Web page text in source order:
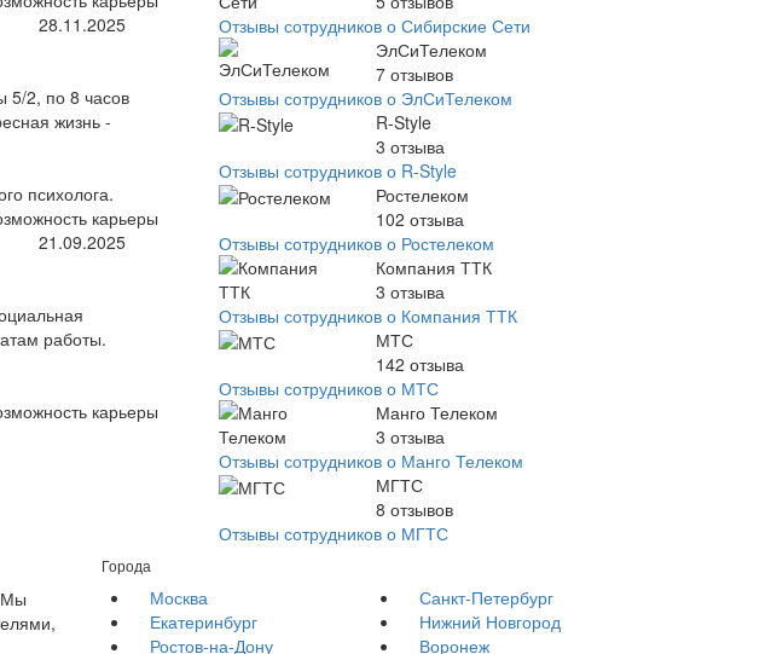
28.11.2025
5/2, по 8 часов
жизнь -
психолога.
карьеры
21.09.2025
работы.
карьеры
Отзывы сотрудников о Сибирские Сети
ЭлСиТелеком
7 отзывов
Отзывы сотрудников о ЭлСиТелеком
R-Style
3 отзыва
Отзывы сотрудников о R-Style
Ростелеком
102 отзыва
Отзывы сотрудников о Ростелеком
Компания ТТК
3 отзыва
Отзывы сотрудников о Компания ТТК
МТС
142 отзыва
Отзывы сотрудников о МТС
Манго Телеком
3 отзыва
Отзывы сотрудников о Манго Телеком
МГТС
8 отзывов
Отзывы сотрудников о МГТС
Мы
Города
Москва
Санкт-Петербург
Екатеринбург
Нижний Новгород
Ростов-на-Дону
Воронеж